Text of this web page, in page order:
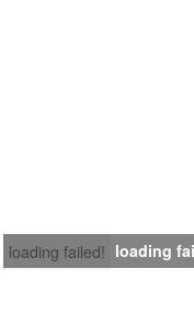
loading failed! loading